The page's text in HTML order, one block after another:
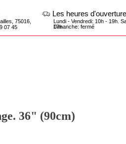
Les heures d'ouverture
Lundi - Vendredi: 10h - 19h. Samdi: 10h -
17h
Dimanche: fermé
36" (90cm)